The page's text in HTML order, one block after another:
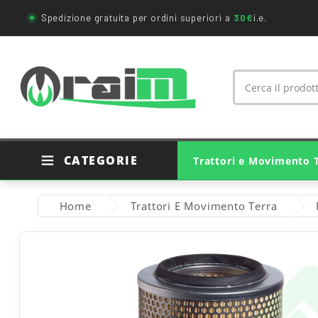
Spedizione gratuita per ordini superiori a 30€i.e.
CATEGORIE Trattori e Movimento
Home Trattori E Movimento Terra